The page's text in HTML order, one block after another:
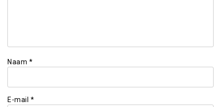
Naam *
E-mail *